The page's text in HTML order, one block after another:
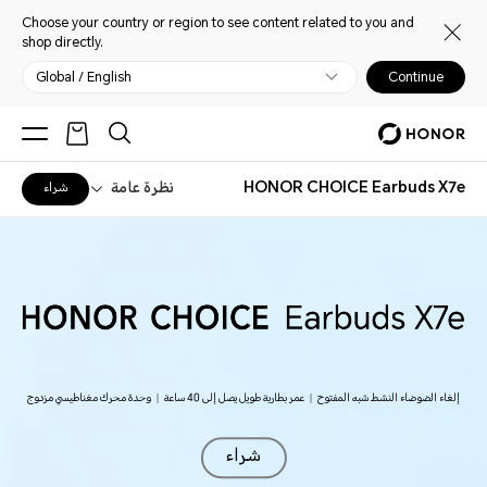
Choose your country or region to see content related to you and
shop directly.
Global / English Continue
HONOR CHOICE Earbuds X7e نظرة عامة شراء
إلغاء الضوضاء النشط شبه المفتوح |عمر بطارية طويل يصل إلى 40 ساعة |وحدة محرك مغناطيسي مزدوج
شراء